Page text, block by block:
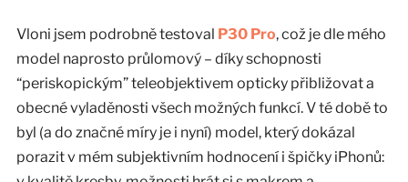
Vloni jsem podrobně testoval P30 Pro, což je dle mého
model naprosto průlomový – díky schopnosti
“periskopickým” teleobjektivem opticky přibližovat a
obecné vyladěnosti všech možných funkcí. V té době to
byl (a do značné míry je i nyní) model, který dokázal
porazit v mém subjektivním hodnocení i špičky iPhonů: